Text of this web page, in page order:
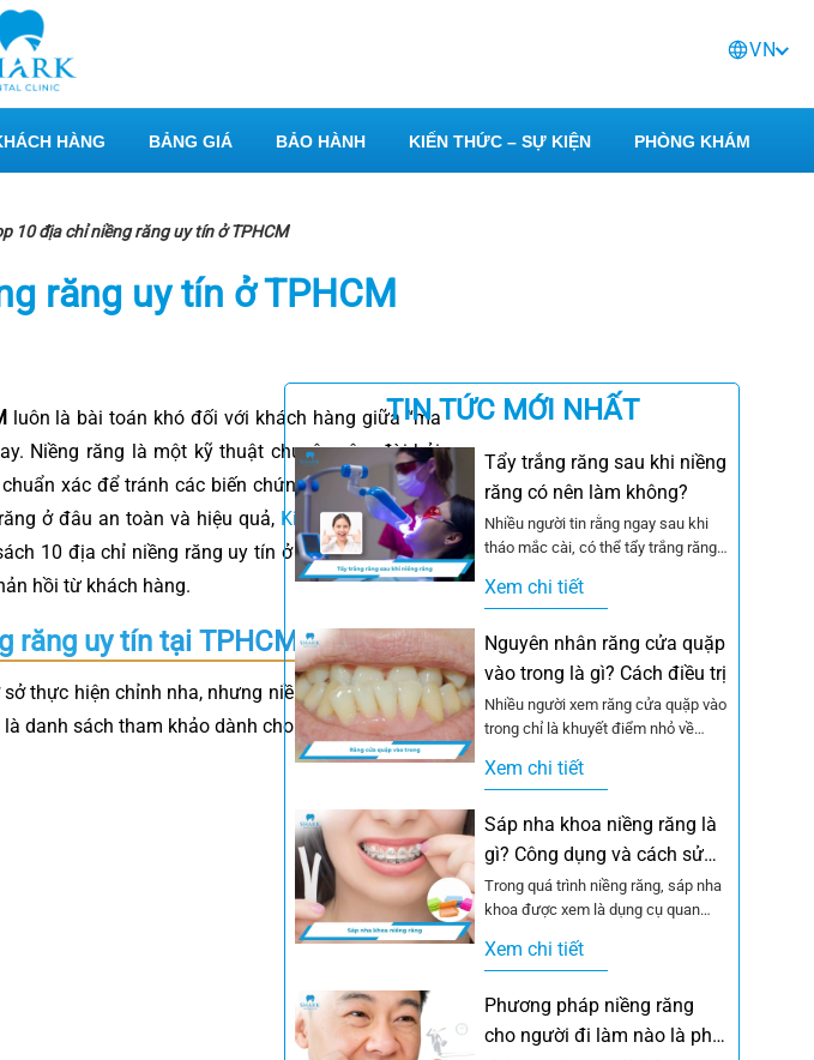
VN
HÀNG BẢNG GIÁ BẢO HÀNH KIẾN THỨC – SỰ KIỆN PHÒNG KHÁM
10 địa chỉ niềng răng uy tín ở TPHCM
răng uy tín ở TPHCM
luôn là bài toán khó đối với khách hàng giữa “ma
Niềng răng là một kỹ thuật chuyên sâu, đòi hỏi
xác để tránh các biến chứng tiêu xương hay
ở đâu an toàn và hiệu quả, Kinh nghiệm niềng
10 địa chỉ niềng răng uy tín ở TPHCM dựa trên
hồi từ khách hàng.
răng uy tín tại TPHCM
thực hiện chỉnh nha, nhưng niềng răng ở đâu tốt
danh sách tham khảo dành cho bạn:
TIN TỨC MỚI NHẤT
Tẩy trắng răng sau khi niềng
răng có nên làm không?
Nhiều người tin rằng ngay sau khi
tháo mắc cài, có thể tẩy trắng răng
Xem chi tiết
Nguyên nhân răng cửa quặp
vào trong là gì? Cách điều trị
Nhiều người xem răng cửa quặp vào
trong chỉ là khuyết điểm nhỏ về
Xem chi tiết
Sáp nha khoa niềng răng là
gì? Công dụng và cách sử
dụng
Trong quá trình niềng răng, sáp nha
khoa được xem là dụng cụ quan
Xem chi tiết
Phương pháp niềng răng
cho người đi làm nào là phù